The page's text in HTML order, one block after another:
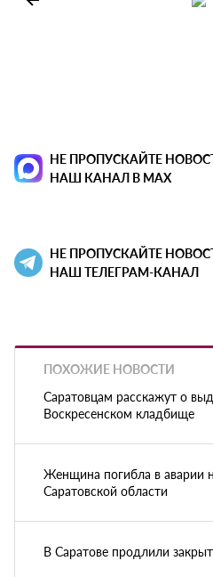
НЕ ПРОПУСКАЙТЕ
НАШ КАНАЛ В MAX
НЕ ПРОПУСКАЙТЕ
НАШ ТЕЛЕГРАМ-КАНАЛ
ПОХОЖИЕ НОВОСТИ
Саратовцам расскажут о
Воскресенском кладбище
Женщина погибла в аварии
Саратовской области
В Саратове продлили